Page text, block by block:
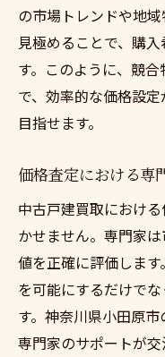
の市場トレンドや地
見極めることで、購
す。このように、競
で、効率的な価格設
目指せます。
価格査定における専
中古戸建買取におけ
かせません。専門家
値を正確に評価しま
を可能にするだけで
す。神奈川県小田原市
専門家のサポートが